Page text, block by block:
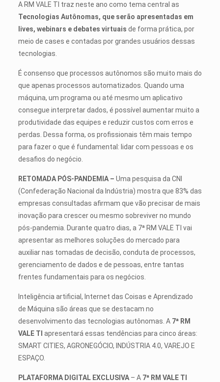
A RM VALE TI traz neste ano como tema central as
Tecnologias Autônomas, que serão apresentadas em
lives, webinars e debates virtuais de forma prática, por
meio de cases e contadas por grandes usuários dessas
tecnologias.
É consenso que processos autônomos são muito mais do
que apenas processos automatizados. Quando uma
máquina, um programa ou até mesmo um aplicativo
consegue interpretar dados, é possível aumentar muito a
produtividade das equipes e reduzir custos com erros e
perdas. Dessa forma, os profissionais têm mais tempo
para fazer o que é fundamental: lidar com pessoas e os
desafios do negócio.
RETOMADA PÓS-PANDEMIA – Uma pesquisa da CNI
(Confederação Nacional da Indústria) mostra que 83% das
empresas consultadas afirmam que vão precisar de mais
inovação para crescer ou mesmo sobreviver no mundo
pós-pandemia. Durante quatro dias, a 7ª RM VALE TI vai
apresentar as melhores soluções do mercado para
auxiliar nas tomadas de decisão, conduta de processos,
gerenciamento de dados e de pessoas, entre tantas
frentes fundamentais para os negócios.
Inteligência artificial, Internet das Coisas e Aprendizado
de Máquina são áreas que se destacam no
desenvolvimento das tecnologias autônomas. A 7ª RM
VALE TI apresentará essas tendências para cinco áreas:
SMART CITIES, AGRONEGÓCIO, INDÚSTRIA 4.0, VAREJO E
ESPAÇO.
PLATAFORMA DIGITAL EXCLUSIVA– A 7ª RM VALE TI